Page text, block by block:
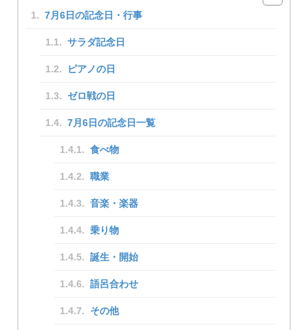
7月6日の記念日・行事
サラダ記念日
ピアノの日
ゼロ戦の日
7月6日の記念日一覧
食べ物
職業
音楽・楽器
乗り物
誕生・開始
語呂合わせ
その他